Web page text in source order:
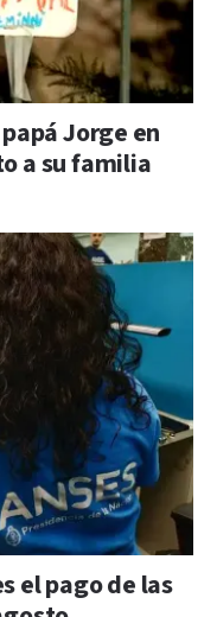
Jorge en
a su familia
el pago de las